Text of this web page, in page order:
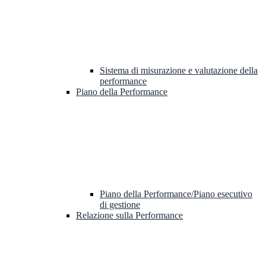
Sistema di misurazione e valutazione della
performance
Piano della Performance
Piano della Performance/Piano esecutivo
di gestione
Relazione sulla Performance